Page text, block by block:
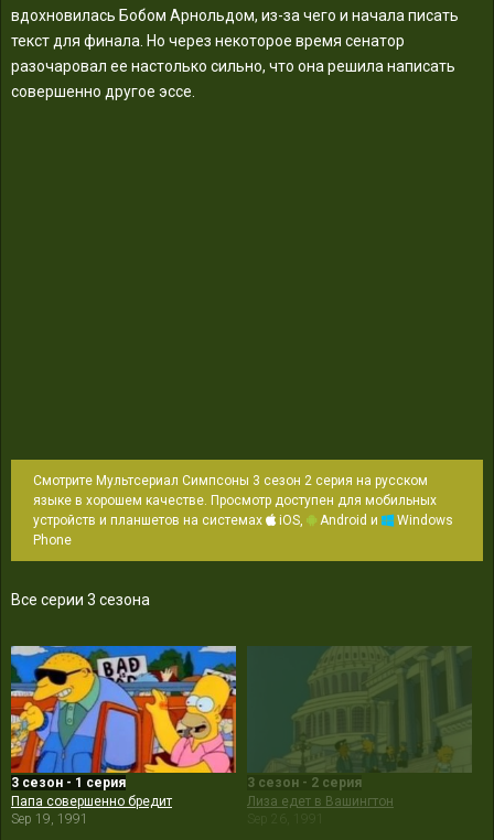
вдохновилась Бобом Арнольдом, из-за чего и начала писать
текст для финала. Но через некоторое время сенатор
разочаровал ее настолько сильно, что она решила написать
совершенно другое эссе.
Смотрите Мультсериал Симпсоны 3 сезон 2 серия на русском
языке в хорошем качестве. Просмотр доступен для мобильных
устройств и планшетов на системах
iOS, Android и
Windows
Phone
Все серии 3 сезона
3 сезон - 1 серия
Папа совершенно бредит
Sep 19, 1991
3 сезон - 2 серия
Лиза едет в Вашингтон
Sep 26, 1991